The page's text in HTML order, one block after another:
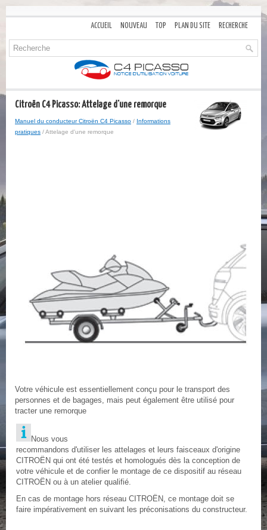
ACCUEIL NOUVEAU TOP PLAN DU SITE RECHERCHE
Citroën C4 Picasso: Attelage d'une remorque
Manuel du conducteur Citroën C4 Picasso / Informations
pratiques / Attelage d'une remorque
Votre véhicule est essentiellement conçu pour le transport des
personnes et de bagages, mais peut également être utilisé pour
tracter une remorque
Nous vous
recommandons d'utiliser les attelages et leurs faisceaux d'origine
CITROËN qui ont été testés et homologués dès la conception de
votre véhicule et de confier le montage de ce dispositif au réseau
CITROËN ou à un atelier qualifié.
En cas de montage hors réseau CITROËN, ce montage doit se
faire impérativement en suivant les préconisations du constructeur.